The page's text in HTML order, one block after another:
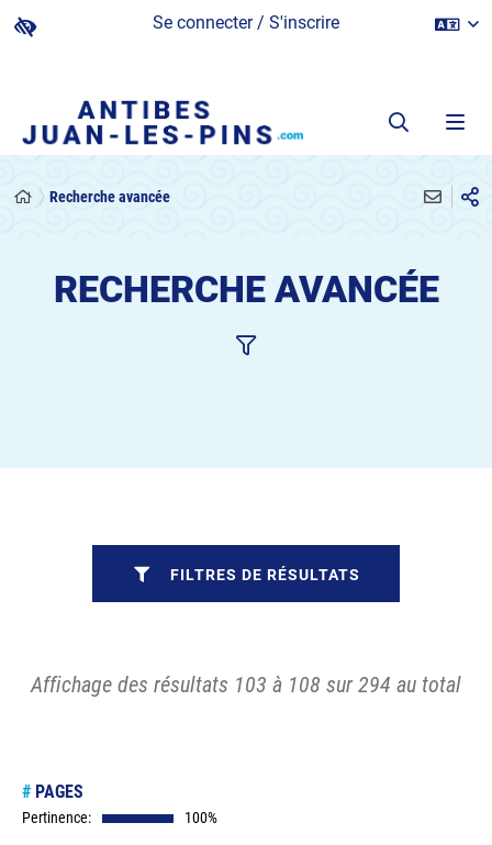
Se connecter / S'inscrire
Recherche avancée
RECHERCHE AVANCÉE
Affichage des résultats 103 à 108 sur 294 au total
# PAGES
Pertinence: 100%
FILTRES DE RÉSULTATS